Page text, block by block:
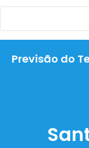
Previsão do